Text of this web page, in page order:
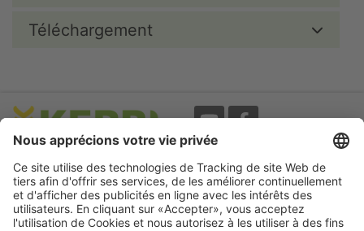
Téléchargement
Evènements
Newsletter
Termes d'utilisation
A propos
Mentions légales
CGV
Protection des données